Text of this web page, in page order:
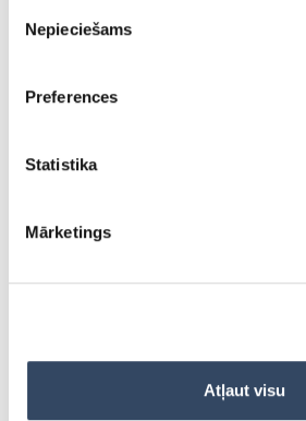
izvēle
Nepieciešams
Preferences
Statistika
Mārketings
Atļaut visu
Ziņa*